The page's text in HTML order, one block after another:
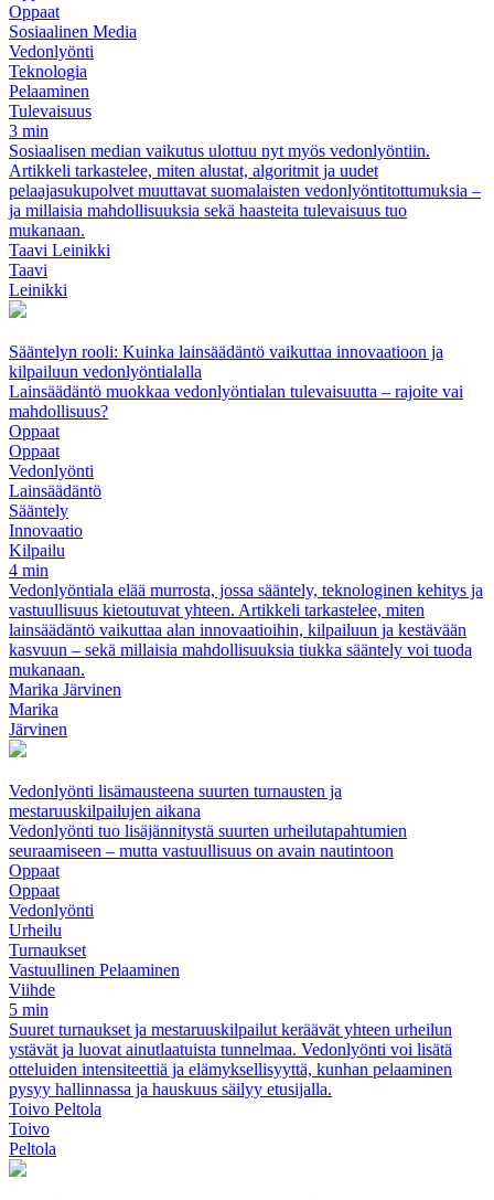
Oppaat
Sosiaalinen Media
Vedonlyönti
Teknologia
Pelaaminen
Tulevaisuus
3 min
Sosiaalisen median vaikutus ulottuu nyt myös vedonlyöntiin.
Artikkeli tarkastelee, miten alustat, algoritmit ja uudet
pelaajasukupolvet muuttavat suomalaisten vedonlyöntitottumuksia –
ja millaisia mahdollisuuksia sekä haasteita tulevaisuus tuo
mukanaan.
Taavi Leinikki
Taavi
Leinikki
Sääntelyn rooli: Kuinka lainsäädäntö vaikuttaa innovaatioon ja
kilpailuun vedonlyöntialalla
Lainsäädäntö muokkaa vedonlyöntialan tulevaisuutta – rajoite vai
mahdollisuus?
Oppaat
Oppaat
Vedonlyönti
Lainsäädäntö
Sääntely
Innovaatio
Kilpailu
4 min
Vedonlyöntiala elää murrosta, jossa sääntely, teknologinen kehitys ja
vastuullisuus kietoutuvat yhteen. Artikkeli tarkastelee, miten
lainsäädäntö vaikuttaa alan innovaatioihin, kilpailuun ja kestävään
kasvuun – sekä millaisia mahdollisuuksia tiukka sääntely voi tuoda
mukanaan.
Marika Järvinen
Marika
Järvinen
Vedonlyönti lisämausteena suurten turnausten ja
mestaruuskilpailujen aikana
Vedonlyönti tuo lisäjännitystä suurten urheilutapahtumien
seuraamiseen – mutta vastuullisuus on avain nautintoon
Oppaat
Oppaat
Vedonlyönti
Urheilu
Turnaukset
Vastuullinen Pelaaminen
Viihde
5 min
Suuret turnaukset ja mestaruuskilpailut keräävät yhteen urheilun
ystävät ja luovat ainutlaatuista tunnelmaa. Vedonlyönti voi lisätä
otteluiden intensiteettiä ja elämyksellisyyttä, kunhan pelaaminen
pysyy hallinnassa ja hauskuus säilyy etusijalla.
Toivo Peltola
Toivo
Peltola